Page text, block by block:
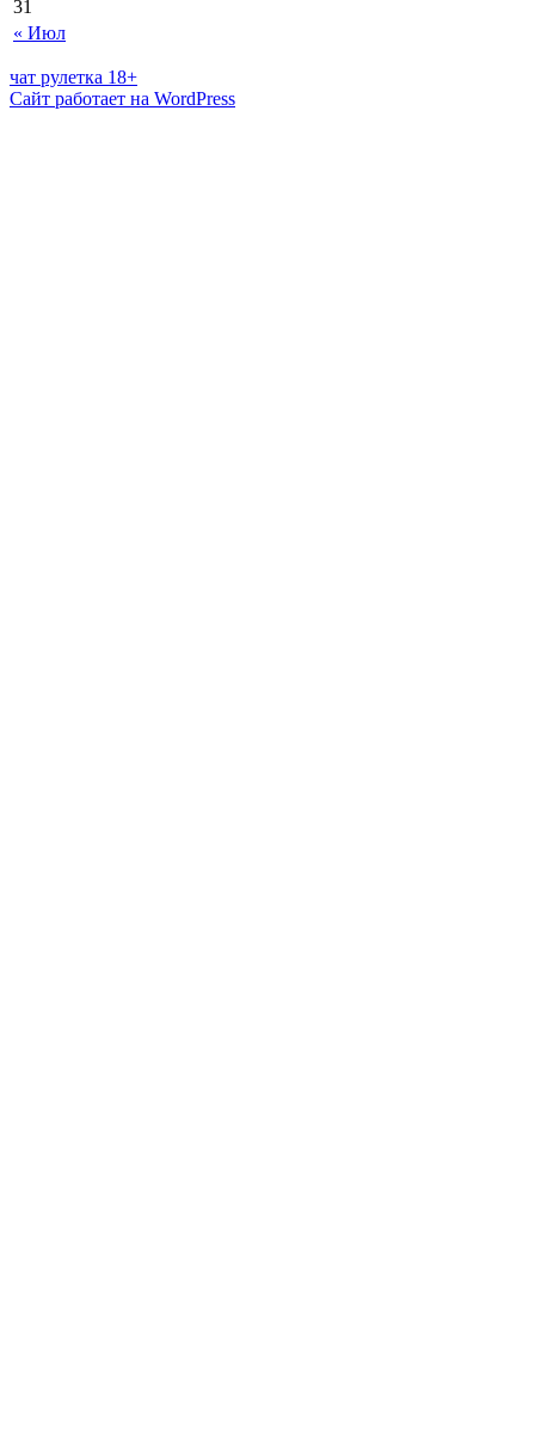
« Июл
31
чат рулетка 18+
Сайт работает на WordPress